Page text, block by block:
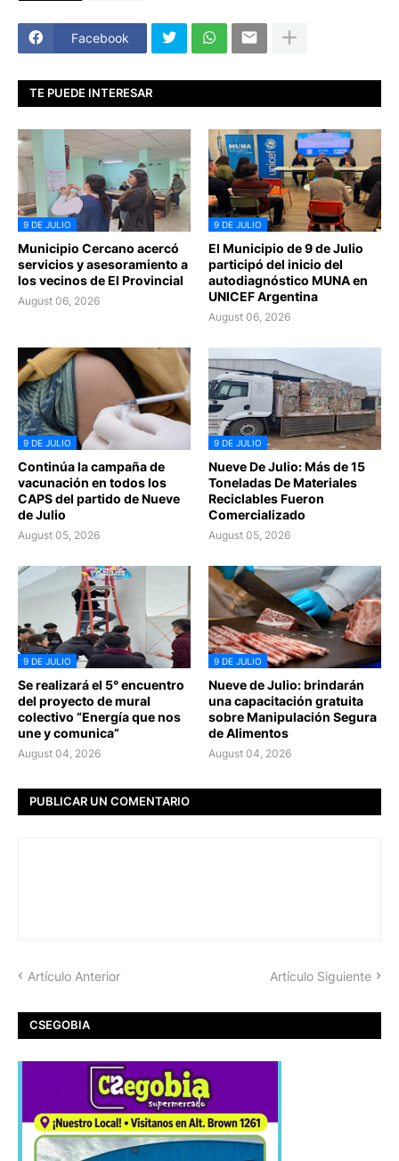
Facebook
TE PUEDE INTERESAR
9 DE JULIO
Municipio Cercano acercó
servicios y asesoramiento a
los vecinos de El Provincial
August 06, 2026
9 DE JULIO
El Municipio de 9 de Julio
participó del inicio del
autodiagnóstico MUNA en
UNICEF Argentina
August 06, 2026
9 DE JULIO
Continúa la campaña de
vacunación en todos los
CAPS del partido de Nueve
de Julio
August 05, 2026
9 DE JULIO
Nueve De Julio: Más de 15
Toneladas De Materiales
Reciclables Fueron
Comercializado
August 05, 2026
9 DE JULIO
Se realizará el 5° encuentro
del proyecto de mural
colectivo “Energía que nos
une y comunica”
August 04, 2026
9 DE JULIO
Nueve de Julio: brindarán
una capacitación gratuita
sobre Manipulación Segura
de Alimentos
August 04, 2026
PUBLICAR UN COMENTARIO
Artículo Anterior Artículo Siguiente
CSEGOBIA